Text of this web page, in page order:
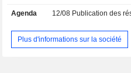
de leurs dérivés ; Centrales
thermiques au charbon situées
de Maranhão et de
Agenda 12/08 Publication des résultats
Plus d'informations sur la société